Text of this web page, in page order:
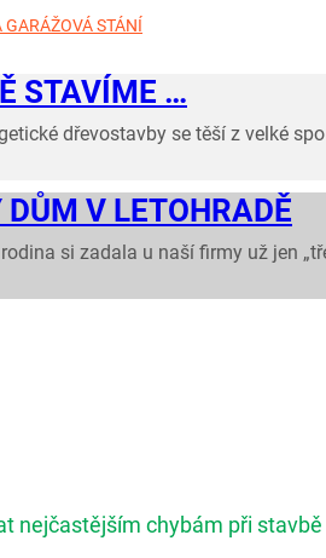
GARÁŽOVÁ STÁNÍ
STAVÍME …
dřevostavby se těší z velké
DŮM V LETOHRADĚ
si zadala u naší firmy už jen
nejčastějším chybám při